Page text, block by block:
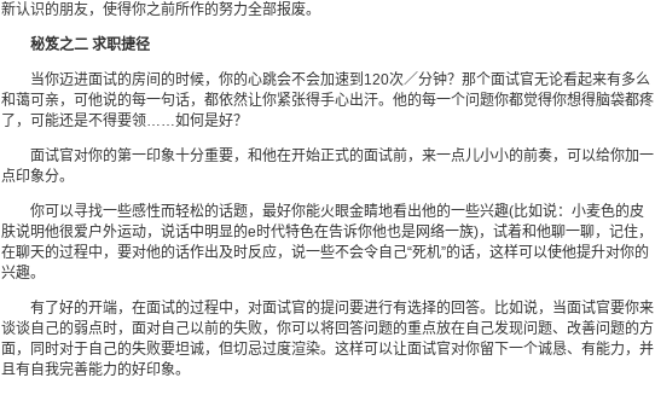
新认识的朋友，使得你之前所作的努力全部报废。
秘笈之二 求职捷径
当你迈进面试的房间的时候，你的心跳会不会加速到120次／分钟？那个面试官无论看起来有多么
和蔼可亲，可他说的每一句话，都依然让你紧张得手心出汗。他的每一个问题你都觉得你想得脑袋都疼
了，可能还是不得要领……如何是好？
面试官对你的第一印象十分重要，和他在开始正式的面试前，来一点儿小小的前奏，可以给你加一
点印象分。
你可以寻找一些感性而轻松的话题，最好你能火眼金睛地看出他的一些兴趣(比如说：小麦色的皮
肤说明他很爱户外运动，说话中明显的e时代特色在告诉你他也是网络一族)，试着和他聊一聊，记住，
在聊天的过程中，要对他的话作出及时反应，说一些不会令自己“死机”的话，这样可以使他提升对你的
兴趣。
有了好的开端，在面试的过程中，对面试官的提问要进行有选择的回答。比如说，当面试官要你来
谈谈自己的弱点时，面对自己以前的失败，你可以将回答问题的重点放在自己发现问题、改善问题的方
面，同时对于自己的失败要坦诚，但切忌过度渲染。这样可以让面试官对你留下一个诚恳、有能力，并
且有自我完善能力的好印象。